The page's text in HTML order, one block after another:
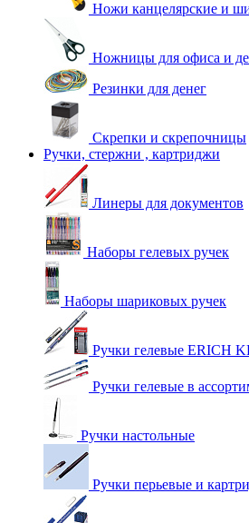
Ножи канцелярские и
Ножницы для офиса и
Резинки для денег
Скрепки и скрепочницы
Ручки, стержни , картриджи
Линеры для документов
Наборы гелевых ручек
Наборы шариковых ручек
Ручки гелевые ERICH
Ручки гелевые в
Ручки настольные
Ручки перьевые и